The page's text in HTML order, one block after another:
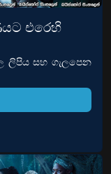
එරෙහි
ලිපිය සහ ගැලපෙන